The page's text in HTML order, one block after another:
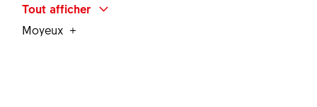
STEERER STAR NUT SET BLK
Tout afficher
Moyeux